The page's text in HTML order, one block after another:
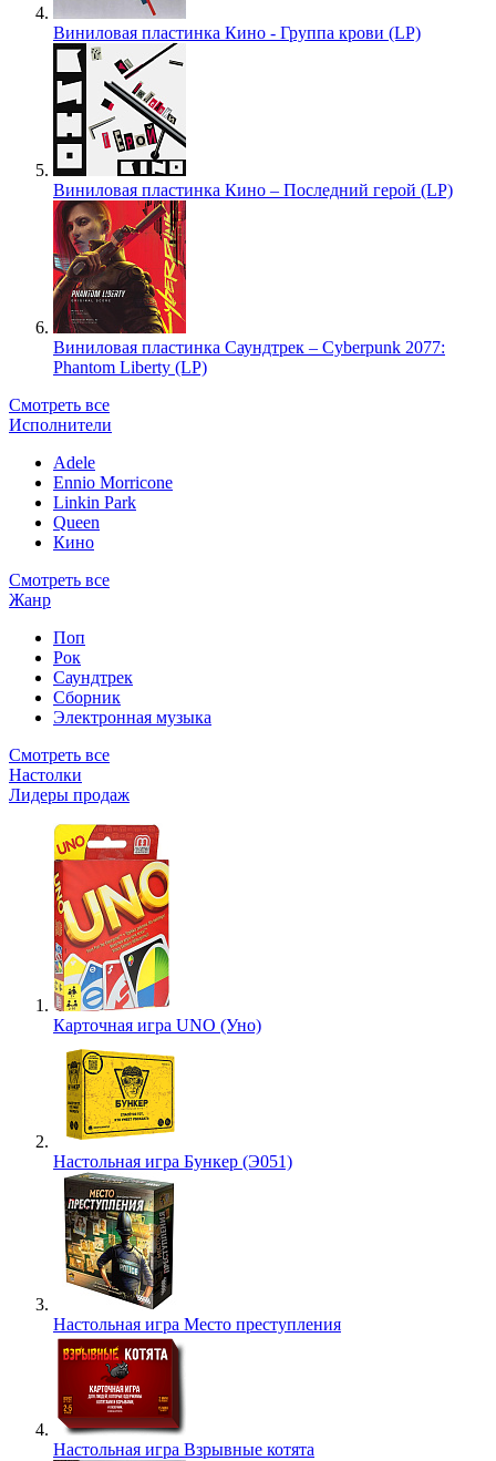
Виниловая пластинка Кино - Группа крови (LP)
Виниловая пластинка Кино – Последний герой (LP)
Виниловая пластинка Саундтрек – Cyberpunk 2077:
Phantom Liberty (LP)
Смотреть все
Исполнители
Adele
Ennio Morricone
Linkin Park
Queen
Кино
Смотреть все
Жанр
Поп
Рок
Саундтрек
Сборник
Электронная музыка
Смотреть все
Настолки
Лидеры продаж
Карточная игра UNO (Уно)
Настольная игра Бункер (Э051)
Настольная игра Место преступления
Настольная игра Взрывные котята